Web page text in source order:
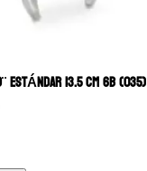
ESTÁNDAR 13.5 CM 6B (035)